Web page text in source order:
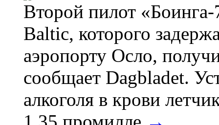
Второй пилот
Baltic, которого
аэропорту Осло,
сообщает Dagbladet.
алкоголя в крови